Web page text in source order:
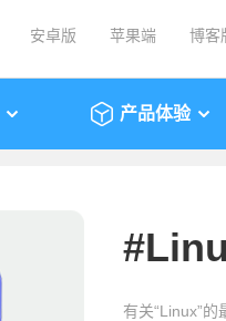
安卓版 苹果端 博客
产品体验
#
有关“Linux”的